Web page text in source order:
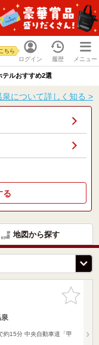
ログイン
ちら
履歴 メニュー
ルおすすめ2選
泉について詳しく知る >
る
地図から探す
お気に入
りに追加
約15分 中央自動車道「甲